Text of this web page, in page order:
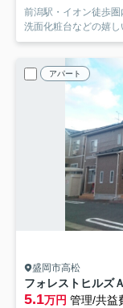
前潟駅・イオン徒歩圏内
アパート
盛岡市高松
フォレストヒルズＡ
5.1万円 管理/共益